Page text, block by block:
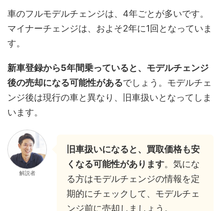
車のフルモデルチェンジは、4年ごとが多いです。
マイナーチェンジは、およそ2年に1回となっていま
す。
新車登録から5年間乗っていると、モデルチェンジ
後の売却になる可能性があるでしょう。モデルチェ
ンジ後は現行の車と異なり、旧車扱いとなってしま
います。
解説者
旧車扱いになると、買取価格も安
くなる可能性があります。気にな
る方はモデルチェンジの情報を定
期的にチェックして、モデルチェ
ンジ前に売却しましょう。